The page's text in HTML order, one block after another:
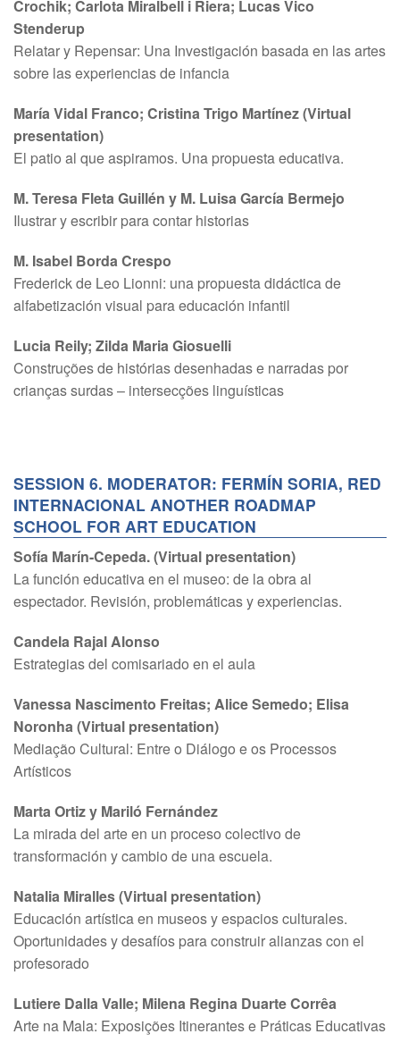
Crochik; Carlota Miralbell i Riera; Lucas Vico
Stenderup
Relatar y Repensar: Una Investigación basada en las artes
sobre las experiencias de infancia
María Vidal Franco; Cristina Trigo Martínez (Virtual
presentation)
El patio al que aspiramos. Una propuesta educativa.
M. Teresa Fleta Guillén y M. Luisa García Bermejo
Ilustrar y escribir para contar historias
M. Isabel Borda Crespo
Frederick de Leo Lionni: una propuesta didáctica de
alfabetización visual para educación infantil
Lucia Reily; Zilda Maria Giosuelli
Construções de histórias desenhadas e narradas por
crianças surdas – intersecções linguísticas
SESSION 6. MODERATOR: FERMÍN SORIA, RED
INTERNACIONAL ANOTHER ROADMAP
SCHOOL FOR ART EDUCATION
Sofía Marín-Cepeda. (Virtual presentation)
La función educativa en el museo: de la obra al
espectador. Revisión, problemáticas y experiencias.
Candela Rajal Alonso
Estrategias del comisariado en el aula
Vanessa Nascimento Freitas; Alice Semedo; Elisa
Noronha (Virtual presentation)
Mediação Cultural: Entre o Diálogo e os Processos
Artísticos
Marta Ortiz y Mariló Fernández
La mirada del arte en un proceso colectivo de
transformación y cambio de una escuela.
Natalia Miralles (Virtual presentation)
Educación artística en museos y espacios culturales.
Oportunidades y desafíos para construir alianzas con el
profesorado
Lutiere Dalla Valle; Milena Regina Duarte Corrêa
Arte na Mala: Exposições Itinerantes e Práticas Educativas